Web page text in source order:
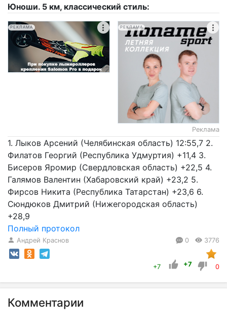
Юноши. 5 км, классический стиль:
РЕКЛАМА РЕКЛАМА
Реклама
1. Лыков Арсений (Челябинская область) 12:55,7 2.
Филатов Георгий (Республика Удмуртия) +11,4 3.
Бисеров Яромир (Свердловская область) +22,5 4.
Галямов Валентин (Хабаровский край) +23,2 5.
Фирсов Никита (Республика Татарстан) +23,6 6.
Сюндюков Дмитрий (Нижегородская область)
+28,9
Полный протокол
Андрей Краснов 0 3776
+7 +7 0
Комментарии